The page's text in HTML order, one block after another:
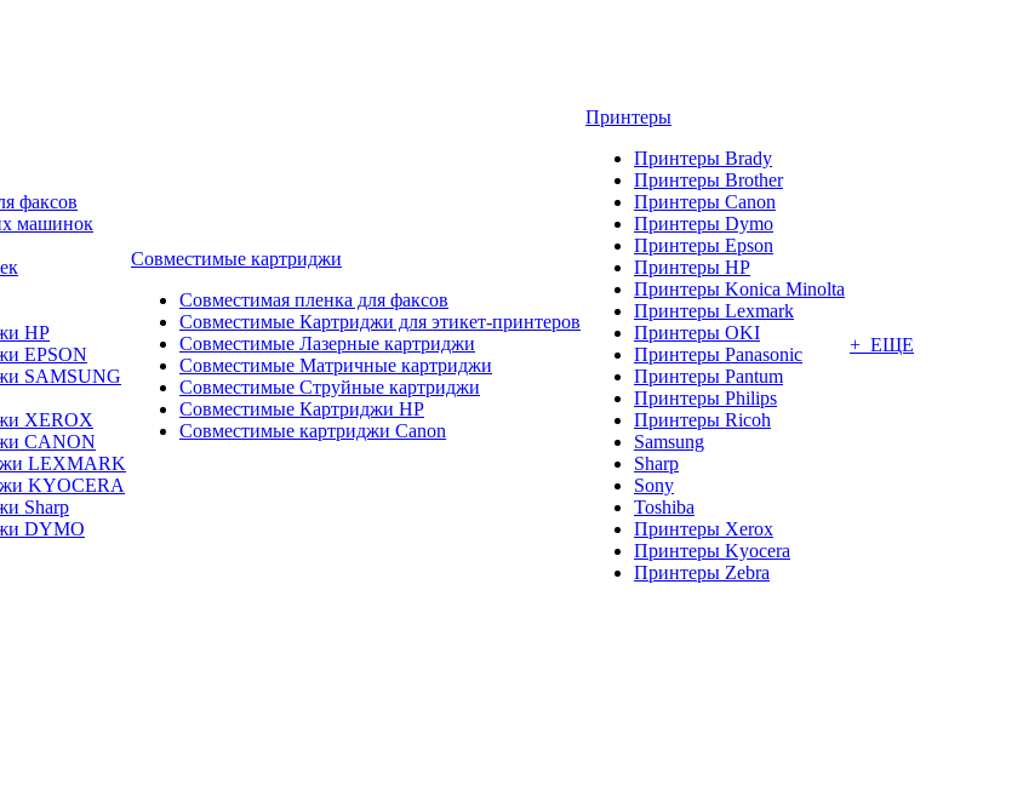
факсов
машинок
HP
EPSON
SAMSUNG
XEROX
CANON
LEXMARK
KYOCERA
Sharp
DYMO
Совместимые картриджи
Совместимая пленка для факсов
Совместимые Картриджи для этикет-принтеров
Совместимые Лазерные картриджи
Совместимые Матричные картриджи
Совместимые Струйные картриджи
Совместимые Картриджи HP
Совместимые картриджи Canon
Принтеры
Принтеры Brady
Принтеры Brother
Принтеры Canon
Принтеры Dymo
Принтеры Epson
Принтеры HP
Принтеры Konica Minolta
Принтеры Lexmark
Принтеры OKI
Принтеры Panasonic
Принтеры Pantum
Принтеры Philips
Принтеры Ricoh
Samsung
Sharp
Sony
Toshiba
Принтеры Xerox
Принтеры Kyocera
Принтеры Zebra
+ ЕЩЕ